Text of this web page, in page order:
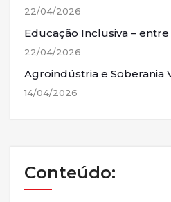
22/04/2026
Educação Inclusiva –
22/04/2026
Agroindústria e Soberania
14/04/2026
Conteúdo: